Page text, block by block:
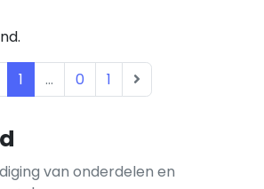
van onderdelen en
1 ... 0 1